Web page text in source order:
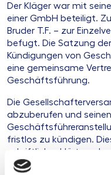
Der Kläger war mit
einer GmbH beteiligt.
Bruder T.F. – zur
befugt. Die Satzung
Kündigungen von
eine gemeinsame
Geschäftsführung.
Die
abzuberufen und seinen
fristlos zu kündigen.
schriftlich erklärt, und
der GmbH. Das